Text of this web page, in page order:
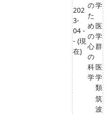
202
3-
04 -
- (現
在)
の
た
め
の
心
の
科
学
学
医
学
群
医
学
類
筑
波